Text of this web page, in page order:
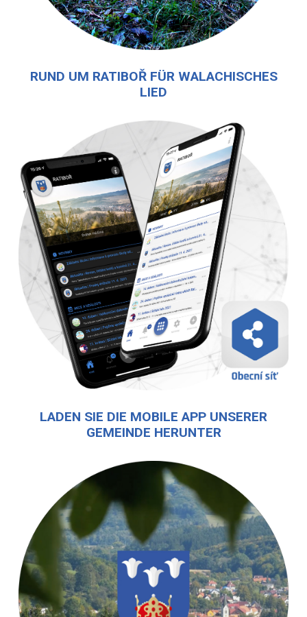
RUND UM RATIBOŘ FÜR WALACHISCHES
LIED
LADEN SIE DIE MOBILE APP UNSERER
GEMEINDE HERUNTER